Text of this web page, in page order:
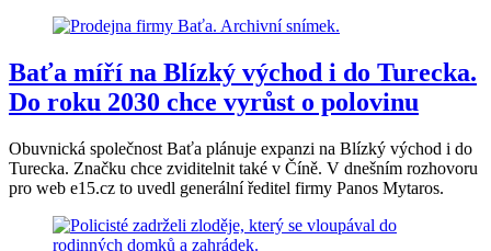
Baťa míří na Blízký východ i do Turecka.
Do roku 2030 chce vyrůst o polovinu
Obuvnická společnost Baťa plánuje expanzi na Blízký východ i do
Turecka. Značku chce zviditelnit také v Číně. V dnešním rozhovoru
pro web e15.cz to uvedl generální ředitel firmy Panos Mytaros.